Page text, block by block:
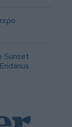
Sunset